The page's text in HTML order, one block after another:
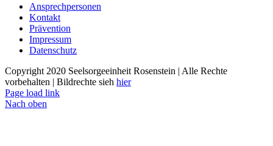
Ansprechpersonen
Kontakt
Prävention
Impressum
Datenschutz
Copyright 2020 Seelsorgeeinheit Rosenstein | Alle Rechte
vorbehalten | Bildrechte sieh hier
Page load link
Nach oben